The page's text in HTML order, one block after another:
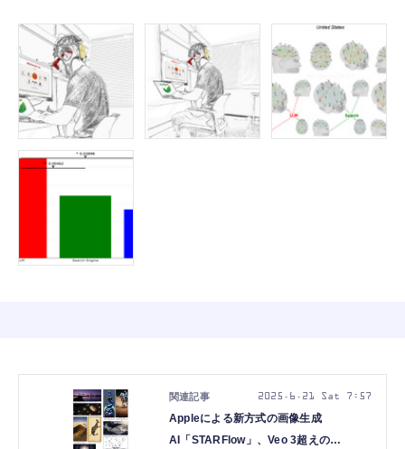
Appleによる新方式の画像生成
AI「STARFlow」、Veo 3超えの
2025.6.21 Sat 7:57